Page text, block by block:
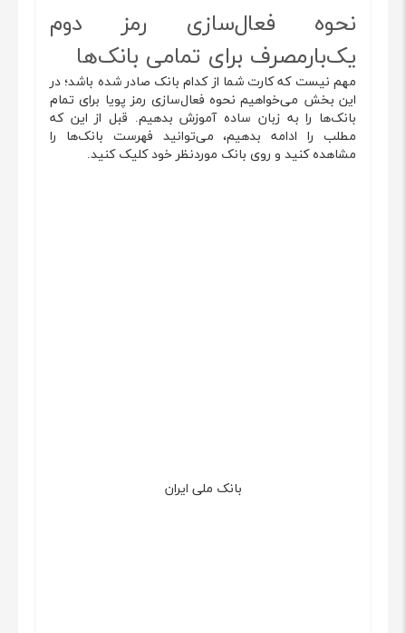
نحوه فعال‌سازی رمز دوم
یک‌بارمصرف برای تمامی بانک‌ها
مهم نیست که کارت شما از کدام بانک صادر شده باشد؛ در
این بخش می‌خواهیم نحوه فعال‌سازی رمز پویا برای تمام
بانک‌ها را به زبان ساده آموزش بدهیم. قبل از این که
مطلب را ادامه بدهیم، می‌توانید فهرست بانک‌ها را
مشاهده کنید و روی بانک موردنظر خود کلیک کنید.
بانک ملی ایران